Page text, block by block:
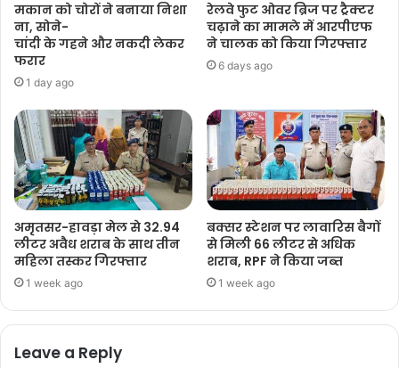
मकान को चोरों ने बनाया निशा
ना, सोने-
चांदी के गहने और नकदी लेकर
फरार
1 day ago
रेलवे फुट ओवर ब्रिज पर ट्रैक्टर
चढ़ाने का मामले में आरपीएफ
ने चालक को किया गिरफ्तार
6 days ago
अमृतसर-हावड़ा मेल से 32.94
लीटर अवैध शराब के साथ तीन
महिला तस्कर गिरफ्तार
1 week ago
बक्सर स्टेशन पर लावारिस बैगों
से मिली 66 लीटर से अधिक
शराब, RPF ने किया जब्त
1 week ago
Leave a Reply